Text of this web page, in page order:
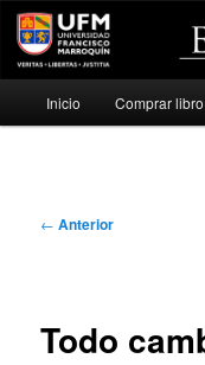
Ir
Inicio Comprar
Navegación
← Anterior
Todo